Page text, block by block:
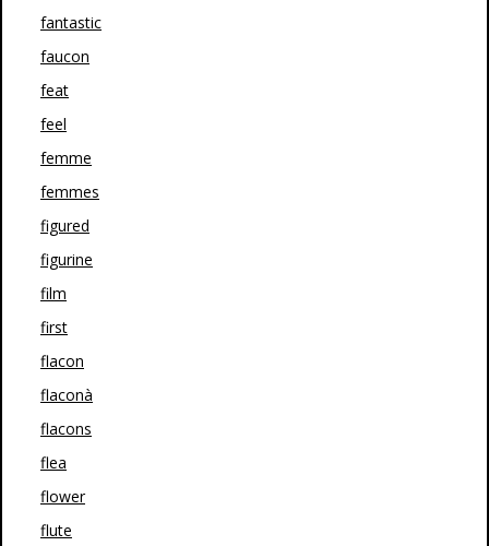
fantastic
faucon
feat
feel
femme
femmes
figured
figurine
film
first
flacon
flaconà
flacons
flea
flower
flute